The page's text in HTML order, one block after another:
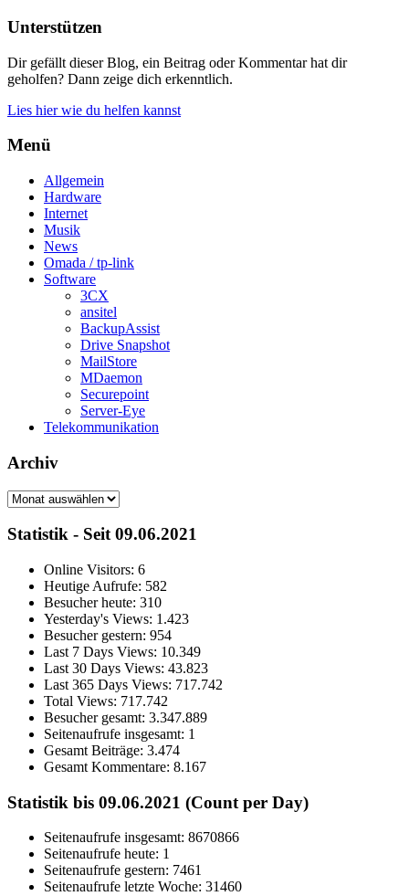
Unterstützen
Dir gefällt dieser Blog, ein Beitrag oder Kommentar hat dir
geholfen? Dann zeige dich erkenntlich.
Lies hier wie du helfen kannst
Menü
Allgemein
Hardware
Internet
Musik
News
Omada / tp-link
Software
3CX
ansitel
BackupAssist
Drive Snapshot
MailStore
MDaemon
Securepoint
Server-Eye
Telekommunikation
Archiv
Archiv
Statistik - Seit 09.06.2021
Online Visitors: 6
Heutige Aufrufe: 582
Besucher heute: 310
Yesterday's Views: 1.423
Besucher gestern: 954
Last 7 Days Views: 10.349
Last 30 Days Views: 43.823
Last 365 Days Views: 717.742
Total Views: 717.742
Besucher gesamt: 3.347.889
Seitenaufrufe insgesamt: 1
Gesamt Beiträge: 3.474
Gesamt Kommentare: 8.167
Statistik bis 09.06.2021 (Count per Day)
Seitenaufrufe insgesamt: 8670866
Seitenaufrufe heute: 1
Seitenaufrufe gestern: 7461
Seitenaufrufe letzte Woche: 31460